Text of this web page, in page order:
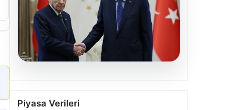
06.08.2026
Cumhurbaşkanı Erdoğan,
Piyasa Verileri